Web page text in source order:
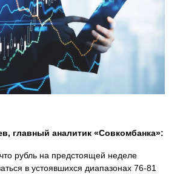
главный аналитик «Совкомбанка»:
рубль на предстоящей неделе
в устоявшихся диапазонах 76-81